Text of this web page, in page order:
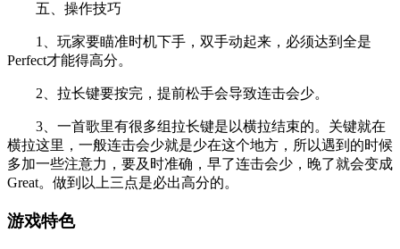
五、操作技巧
1、玩家要瞄准时机下手，双手动起来，必须达到全是
Perfect才能得高分。
2、拉长键要按完，提前松手会导致连击会少。
3、一首歌里有很多组拉长键是以横拉结束的。关键就在
横拉这里，一般连击会少就是少在这个地方，所以遇到的时候
多加一些注意力，要及时准确，早了连击会少，晚了就会变成
Great。做到以上三点是必出高分的。
游戏特色